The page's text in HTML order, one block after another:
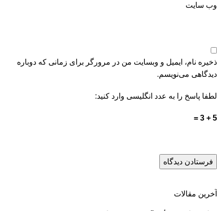
وب‌ سایت
ذخیره نام، ایمیل و وبسایت من در مرورگر برای زمانی که دوباره
دیدگاهی می‌نویسم.
لطفا پاسخ را به عدد انگلیسی وارد کنید:
5 + 3 =
آخرین مقالات